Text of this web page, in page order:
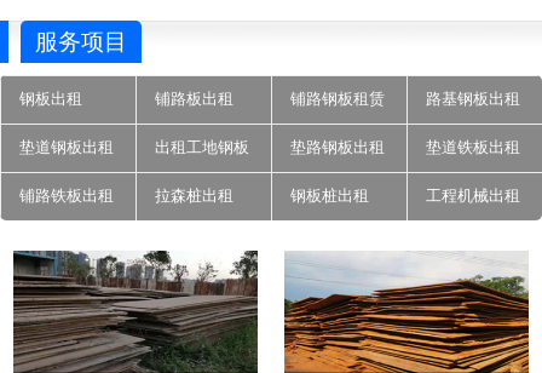
服务项目
钢板出租 铺路板出租 铺路钢板租赁 路基钢板出租
垫道钢板出租 出租工地钢板 垫路钢板出租 垫道铁板出租
铺路铁板出租 拉森桩出租 钢板桩出租 工程机械出租